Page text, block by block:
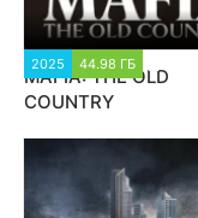
2025 44.98 ГБ
MAFIA: THE OLD
COUNTRY